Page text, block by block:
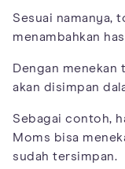
Sesuai namanya,
menambahkan
Dengan
akan disimpan
Sebagai contoh,
Moms bisa
sudah tersimpan.